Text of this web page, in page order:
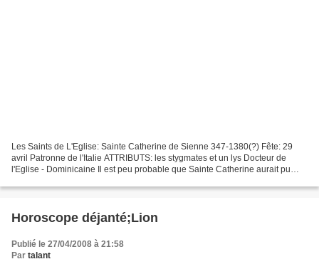
Les Saints de L'Eglise: Sainte Catherine de Sienne 347-1380(?) Fête: 29
avril Patronne de l'Italie ATTRIBUTS: les stygmates et un lys Docteur de
l'Eglise - Dominicaine Il est peu probable que Sainte Catherine aurait pu
Horoscope déjanté;Lion
Publié le 27/04/2008 à 21:58
Par talant